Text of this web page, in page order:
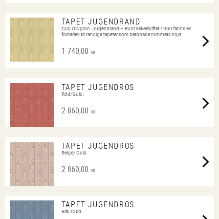
TAPET JUGENDRAND
Gul/ Olivgrön. Jugendrand – Runt sekelskiftet 1900 fanns en
förkärlek till randiga tapeter som betonade rummets höjd.
1 740,00 KR
TAPET JUGENDROS
Röd/Guld.
2 860,00 KR
TAPET JUGENDROS
Beige/ Guld.
2 860,00 KR
TAPET JUGENDROS
Blå/ Guld.